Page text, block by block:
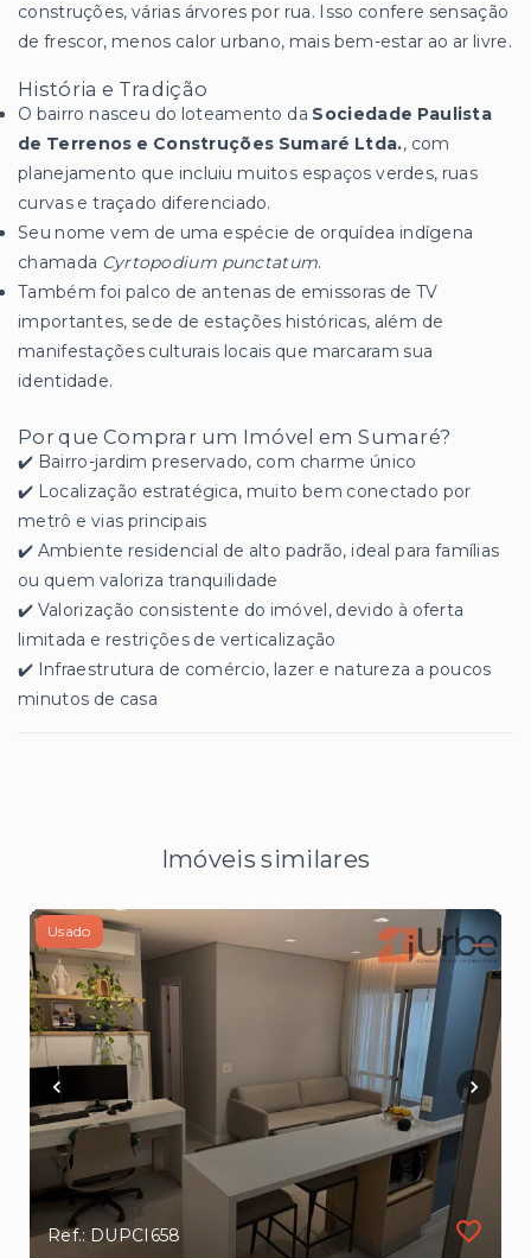
construções, várias árvores por rua. Isso confere sensação
de frescor, menos calor urbano, mais bem-estar ao ar livre.
História e Tradição
O bairro nasceu do loteamento da Sociedade Paulista
de Terrenos e Construções Sumaré Ltda., com
planejamento que incluiu muitos espaços verdes, ruas
curvas e traçado diferenciado.
Seu nome vem de uma espécie de orquídea indígena
chamada Cyrtopodium punctatum.
Também foi palco de antenas de emissoras de TV
importantes, sede de estações históricas, além de
manifestações culturais locais que marcaram sua
identidade.
Por que Comprar um Imóvel em Sumaré?
✔️ Bairro-jardim preservado, com charme único
✔️ Localização estratégica, muito bem conectado por
metrô e vias principais
✔️ Ambiente residencial de alto padrão, ideal para famílias
ou quem valoriza tranquilidade
✔️ Valorização consistente do imóvel, devido à oferta
limitada e restrições de verticalização
✔️ Infraestrutura de comércio, lazer e natureza a poucos
minutos de casa
Imóveis similares
Usado
Ref.: DUPCI658